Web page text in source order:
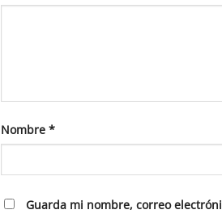
Nombre *
Guarda mi nombre, correo